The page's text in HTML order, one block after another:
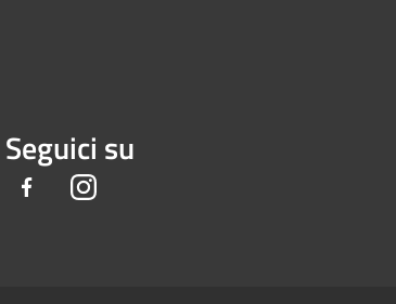
Seguici su
FacebookInstagram